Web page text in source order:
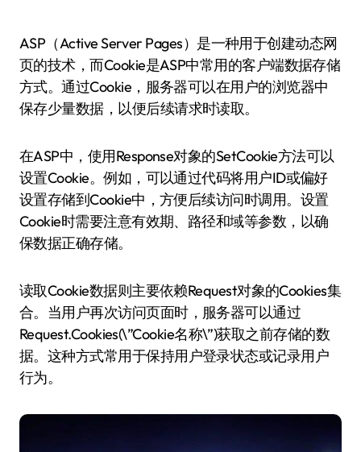
ASP（Active Server Pages）是一种用于创建动态网
页的技术，而Cookie是ASP中常用的客户端数据存储
方式。通过Cookie，服务器可以在用户的浏览器中
保存少量数据，以便后续请求时读取。
在ASP中，使用Response对象的SetCookie方法可以
设置Cookie。例如，可以通过代码将用户ID或偏好
设置存储到Cookie中，方便后续访问时调用。设置
Cookie时需要注意有效期、路径和域等参数，以确
保数据正确存储。
读取Cookie数据则主要依赖Request对象的Cookies集
合。当用户再次访问页面时，服务器可以通过
Request.Cookies(\”Cookie名称\”)获取之前存储的数
据。这种方式常用于保持用户登录状态或记录用户
行为。